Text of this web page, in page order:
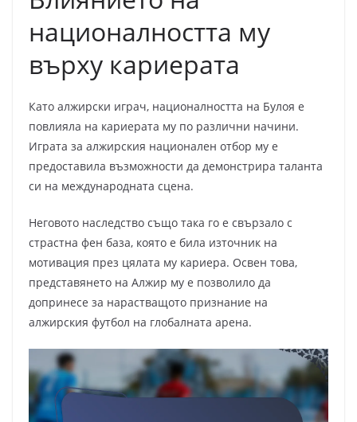
националността му
върху кариерата
Като алжирски играч, националността на Булоя е
повлияла на кариерата му по различни начини.
Играта за алжирския национален отбор му е
предоставила възможности да демонстрира таланта
си на международната сцена.
Неговото наследство също така го е свързало с
страстна фен база, която е била източник на
мотивация през цялата му кариера. Освен това,
представянето на Алжир му е позволило да
допринесе за нарастващото признание на
алжирския футбол на глобалната арена.